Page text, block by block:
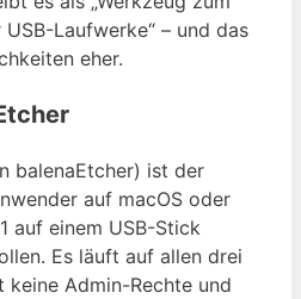
Laufwerke“ – und das
eher.
balenaEtcher) ist der
auf macOS oder
auf einem USB-Stick
Es läuft auf allen drei
Admin-Rechte und